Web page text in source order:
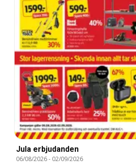
Jula erbjudanden
06/08/2026- 02/09/2026